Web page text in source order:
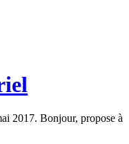
2017. Bonjour, propose à